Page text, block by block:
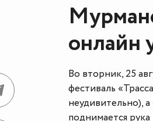
онлайн
Во вторник, 25
фестиваль
неудивительно),
поднимается